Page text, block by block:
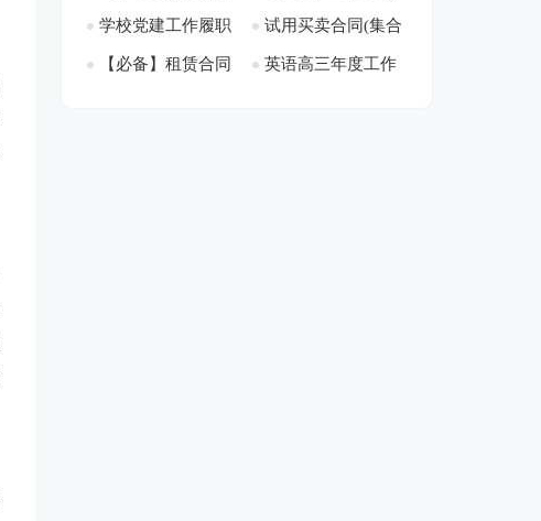
24405字]
范文汇编十篇[此文
共25213字]
范文10篇[此文共
12939字]
学校党建工作履职
情况述职报告[此文
试用买卖合同(集合
15篇)[此文共13446
【必备】租赁合同 英语高三年度工作